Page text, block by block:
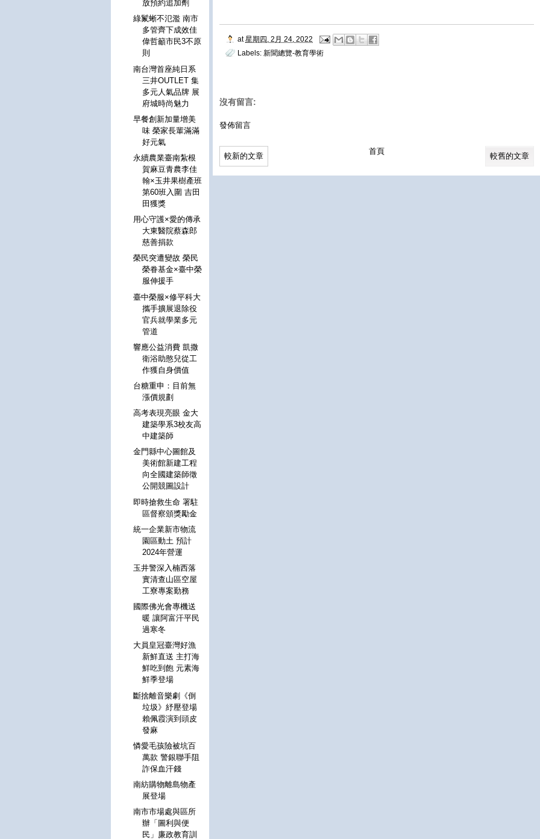
at 星期四, 2月 24, 2022
Labels: 新聞總覽-教育學術
沒有留言:
發佈留言
較新的文章 較舊的文章
首頁
放預約追加劑
綠鬣蜥不氾濫 南市
多管齊下成效佳
偉哲籲市民3不原
則
南台灣首座純日系
三井OUTLET 集
多元人氣品牌 展
府城時尚魅力
早餐創新加量增美
味 榮家長輩滿滿
好元氣
永續農業臺南紮根
賀麻豆青農李佳
翰×玉井果樹產班
第60班入圍 吉田
田獲獎
用心守護×愛的傳承
大東醫院蔡森郎
慈善捐款
榮民突遭變故 榮民
榮眷基金×臺中榮
服伸援手
臺中榮服×修平科大
攜手擴展退除役
官兵就學業多元
管道
響應公益消費 凱撒
衛浴助憨兒從工
作獲自身價值
台糖重申：目前無
漲價規劃
高考表現亮眼 金大
建築學系3校友高
中建築師
金門縣中心圖館及
美術館新建工程
向全國建築師徵
公開競圖設計
即時搶救生命 署駐
區督察頒獎勵金
統一企業新市物流
園區動土 預計
2024年營運
玉井警深入楠西落
實清查山區空屋
工寮專案勤務
國際佛光會專機送
暖 讓阿富汗平民
過寒冬
大員皇冠臺灣好漁
新鮮直送 主打海
鮮吃到飽 元素海
鮮季登場
斷捨離音樂劇《倒
垃圾》紓壓登場
賴佩霞演到頭皮
發麻
憐愛毛孩險被坑百
萬款 警銀聯手阻
詐保血汗錢
南紡購物離島物產
展登場
南市市場處與區所
辦「圖利與便
民」廉政教育訓